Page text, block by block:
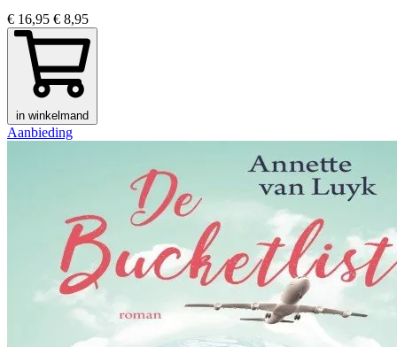
€ 16,95 € 8,95
in winkelmand
Aanbieding